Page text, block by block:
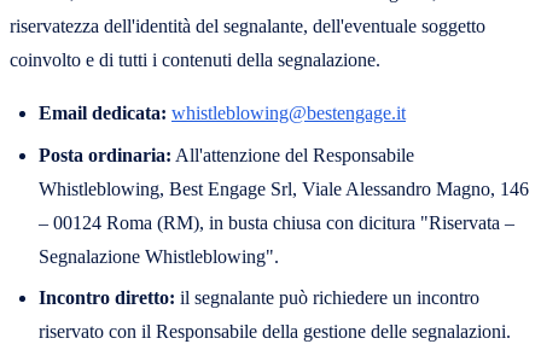
riservatezza dell'identità del segnalante, dell'eventuale soggetto
coinvolto e di tutti i contenuti della segnalazione.
Email dedicata: whistleblowing@bestengage.it
Posta ordinaria: All'attenzione del Responsabile
Whistleblowing, Best Engage Srl, Viale Alessandro Magno, 146
– 00124 Roma (RM), in busta chiusa con dicitura "Riservata –
Segnalazione Whistleblowing".
Incontro diretto: il segnalante può richiedere un incontro
riservato con il Responsabile della gestione delle segnalazioni.